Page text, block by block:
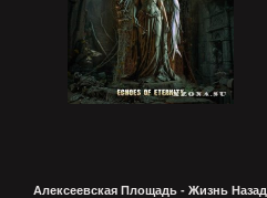
Алексеевская Площадь - Жизнь Назад